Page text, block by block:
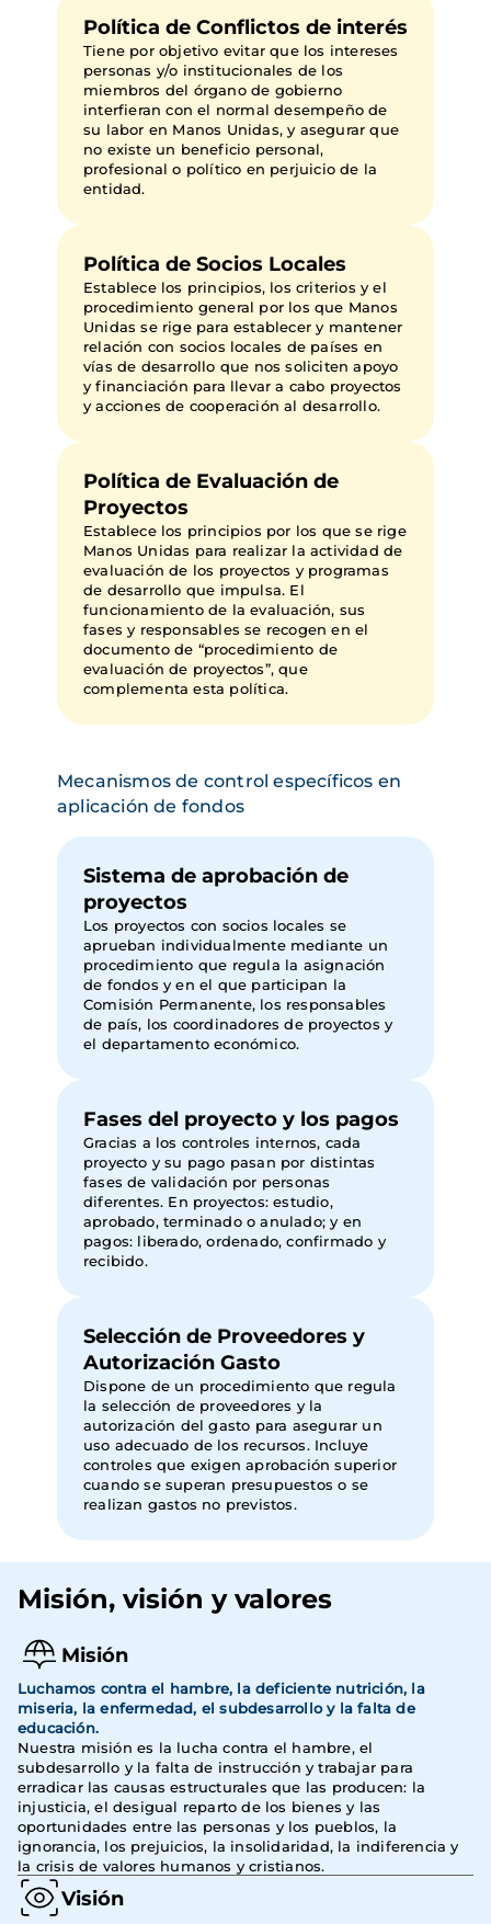
Política de Conflictos de interés
Tiene por objetivo evitar que los intereses
personas y/o institucionales de los
miembros del órgano de gobierno
interfieran con el normal desempeño de
su labor en Manos Unidas, y asegurar que
no existe un beneficio personal,
profesional o político en perjuicio de la
entidad.
Política de Socios Locales
Establece los principios, los criterios y el
procedimiento general por los que Manos
Unidas se rige para establecer y mantener
relación con socios locales de países en
vías de desarrollo que nos soliciten apoyo
y financiación para llevar a cabo proyectos
y acciones de cooperación al desarrollo.
Política de Evaluación de
Proyectos
Establece los principios por los que se rige
Manos Unidas para realizar la actividad de
evaluación de los proyectos y programas
de desarrollo que impulsa. El
funcionamiento de la evaluación, sus
fases y responsables se recogen en el
documento de “procedimiento de
evaluación de proyectos”, que
complementa esta política.
Mecanismos de control específicos en
aplicación de fondos
Sistema de aprobación de
proyectos
Los proyectos con socios locales se
aprueban individualmente mediante un
procedimiento que regula la asignación
de fondos y en el que participan la
Comisión Permanente, los responsables
de país, los coordinadores de proyectos y
el departamento económico.
Fases del proyecto y los pagos
Gracias a los controles internos, cada
proyecto y su pago pasan por distintas
fases de validación por personas
diferentes. En proyectos: estudio,
aprobado, terminado o anulado; y en
pagos: liberado, ordenado, confirmado y
recibido.
Selección de Proveedores y
Autorización Gasto
Dispone de un procedimiento que regula
la selección de proveedores y la
autorización del gasto para asegurar un
uso adecuado de los recursos. Incluye
controles que exigen aprobación superior
cuando se superan presupuestos o se
realizan gastos no previstos.
Misión, visión y valores
Misión
Luchamos contra el hambre, la deficiente nutrición, la
miseria, la enfermedad, el subdesarrollo y la falta de
educación.
Nuestra misión es la lucha contra el hambre, el
subdesarrollo y la falta de instrucción y trabajar para
erradicar las causas estructurales que las producen: la
injusticia, el desigual reparto de los bienes y las
oportunidades entre las personas y los pueblos, la
ignorancia, los prejuicios, la insolidaridad, la indiferencia y
la crisis de valores humanos y cristianos.
Visión